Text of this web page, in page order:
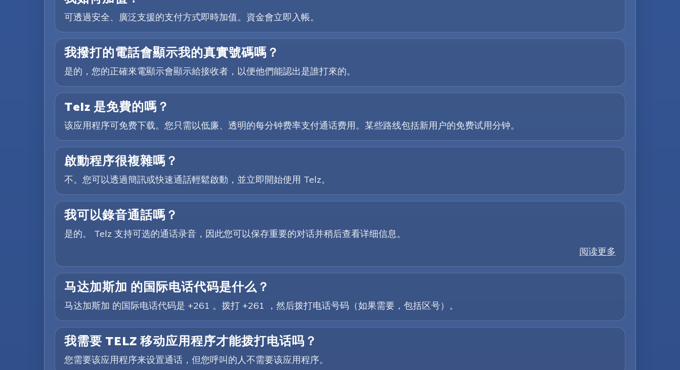
可透過安全、廣泛支援的支付方式即時加值。資金會立即入帳。
我撥打的電話會顯示我的真實號碼嗎？
是的，您的正確來電顯示會顯示給接收者，以便他們能認出是誰打來的。
Telz 是免費的嗎？
该应用程序可免费下载。您只需以低廉、透明的每分钟费率支付通话费用。某些路线包括新用户的免费试用分钟。
啟動程序很複雜嗎？
不。您可以透過簡訊或快速通話輕鬆啟動，並立即開始使用 Telz。
我可以錄音通話嗎？
是的。 Telz 支持可选的通话录音，因此您可以保存重要的对话并稍后查看详细信息。
阅读更多
马达加斯加 的国际电话代码是什么？
马达加斯加 的国际电话代码是 +261 。拨打 +261 ，然后拨打电话号码（如果需要，包括区号）。
我需要 TELZ 移动应用程序才能拨打电话吗？
您需要该应用程序来设置通话，但您呼叫的人不需要该应用程序。